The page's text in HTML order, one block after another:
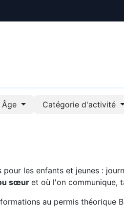
Âge Catégorie d'activité
les enfants et jeunes :
sœuret où l'on communique,
au permis théorique